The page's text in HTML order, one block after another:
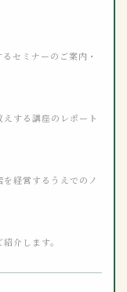
セミナーのご案内・
する講座のレポート
経営するうえでのノ
介します。